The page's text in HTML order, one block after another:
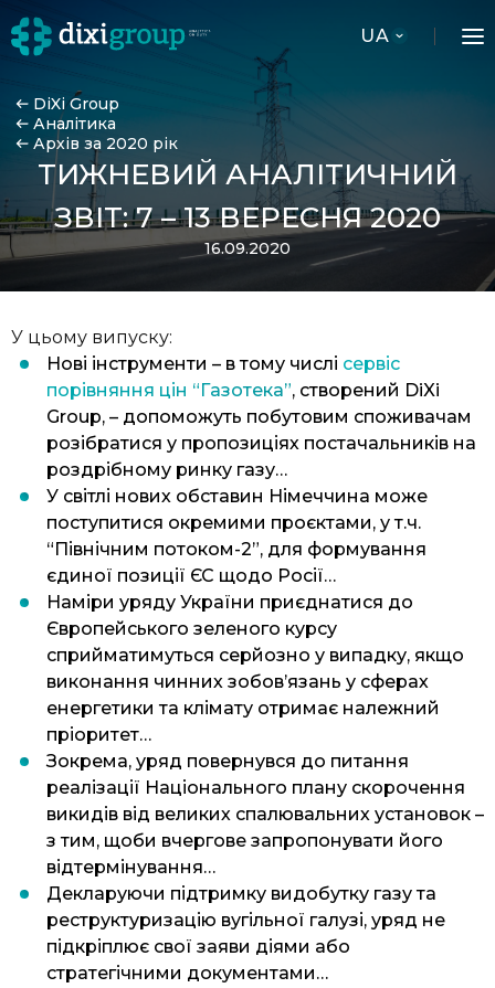
UA
DiXi Group
Аналітика
Архів за 2020 рік
ТИЖНЕВИЙ АНАЛІТИЧНИЙ
ЗВІТ: 7 – 13 ВЕРЕСНЯ 2020
16.09.2020
У цьому випуску:
Нові інструменти – в тому числі сервіс
порівняння цін “Газотека”, створений DiXi
Group, – допоможуть побутовим споживачам
розібратися у пропозиціях постачальників на
роздрібному ринку газу…
У світлі нових обставин Німеччина може
поступитися окремими проєктами, у т.ч.
“Північним потоком-2”, для формування
єдиної позиції ЄС щодо Росії…
Наміри уряду України приєднатися до
Європейського зеленого курсу
сприйматимуться серйозно у випадку, якщо
виконання чинних зобов’язань у сферах
енергетики та клімату отримає належний
пріоритет…
Зокрема, уряд повернувся до питання
реалізації Національного плану скорочення
викидів від великих спалювальних установок –
з тим, щоби вчергове запропонувати його
відтермінування…
Декларуючи підтримку видобутку газу та
реструктуризацію вугільної галузі, уряд не
підкріплює свої заяви діями або
стратегічними документами…